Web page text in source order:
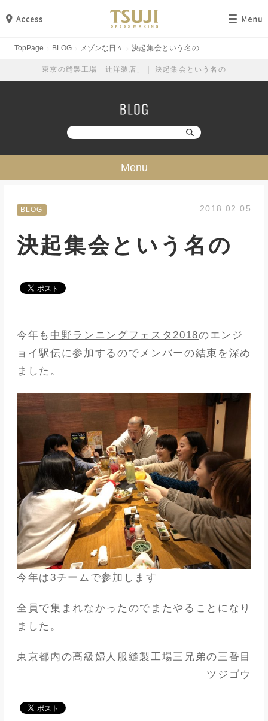
TopPage BLOG メゾンな日々 決起集会という名の
東京の縫製工場「辻洋装店」｜ 決起集会という名の
Menu
勉強・成長
メゾンな日々
BLOG 2018.02.05
決起集会という名の
今年も 中野ランニングフェスタ2018のエンジ
ョイ駅伝に参加するのでメンバーの結束を深め
ました。
今年は3チームで参加します
全員で集まれなかったのでまたやることになり
ました。
東京都内の高級婦人服縫製工場三兄弟の三番目
ツジゴウ